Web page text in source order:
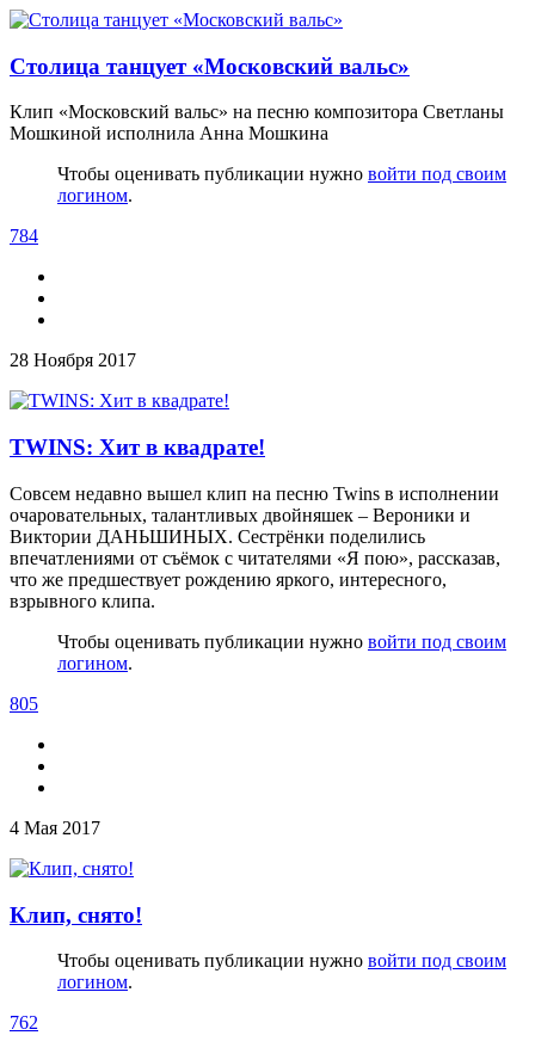
Столица танцует «Московский вальс»
Клип «Московский вальс» на песню композитора Светланы
Мошкиной исполнила Анна Мошкина
Чтобы оценивать публикации нужно войти под своим
логином.
784
28 Ноября 2017
TWINS: Хит в квадрате!
Совсем недавно вышел клип на песню Twins в исполнении
очаровательных, талантливых двойняшек – Вероники и
Виктории ДАНЬШИНЫХ. Сестрёнки поделились
впечатлениями от съёмок с читателями «Я пою», рассказав,
что же предшествует рождению яркого, интересного,
взрывного клипа.
Чтобы оценивать публикации нужно войти под своим
логином.
805
4 Мая 2017
Клип, снято!
Чтобы оценивать публикации нужно войти под своим
логином.
762